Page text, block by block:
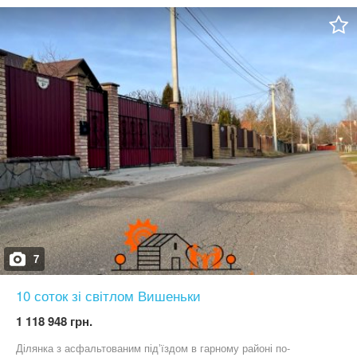
безлічі супутніх питань . 16000 $ за ділянку Достатній вибір
ділянок і будинків на б.який бюджет .
7
10 соток зі світлом Вишеньки
1 118 948 грн.
Ділянка з асфальтованим підʼїздом в гарному районі по-